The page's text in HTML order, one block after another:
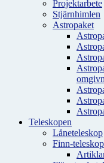
Projektarbete
Stjärnhimlen
Astropaket
Teleskopen
Låneteleskop
Finn-